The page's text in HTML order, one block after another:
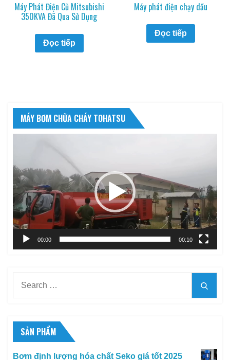
Máy Phát Điện Cũ Mitsubishi
350KVA Đã Qua Sử Dụng
Đọc tiếp
Máy phát điện chạy dầu
Đọc tiếp
MÁY BƠM CHỮA CHÁY TOHATSU
Video
00:00 00:10
SẢN PHẨM
Bơm định lượng hóa chất Seko giá tốt 2025